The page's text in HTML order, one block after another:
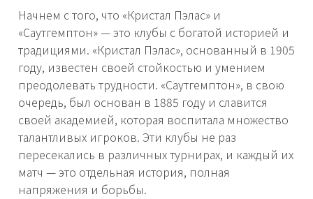
Начнем с того, что «Кристал Пэлас» и
«Саутгемптон» — это клубы с богатой историей и
традициями. «Кристал Пэлас», основанный в 1905
году, известен своей стойкостью и умением
преодолевать трудности. «Саутгемптон», в свою
очередь, был основан в 1885 году и славится
своей академией, которая воспитала множество
талантливых игроков. Эти клубы не раз
пересекались в различных турнирах, и каждый их
матч — это отдельная история, полная
напряжения и борьбы.